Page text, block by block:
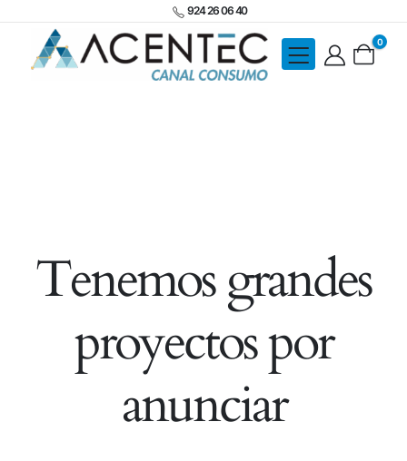
924 26 06 40
0
Tenemos grandes
proyectos por
anunciar